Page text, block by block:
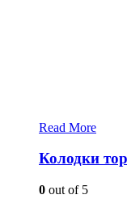
Read More
Колодки
0 out of 5